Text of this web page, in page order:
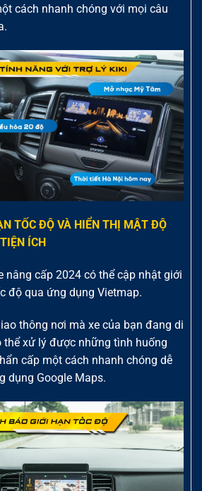
cách nhanh chóng với mọi câu
TỐC ĐỘ VÀ HIỂN THỊ MẬT ĐỘ
ÍCH
nâng cấp 2024 có thể cập nhật giới
độ qua ứng dụng Vietmap.
thông nơi mà xe của bạn đang di
thể xử lý được những tình huống
cấp một cách nhanh chóng dễ
dụng Google Maps.